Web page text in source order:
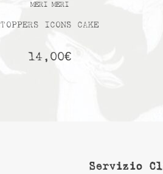
MERI MERI
TOPPERS ICONS CAKE
14,00€
Servizio